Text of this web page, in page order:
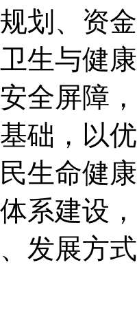
划、资
生与健
全屏障
础，以
生命健
系建设
发展方